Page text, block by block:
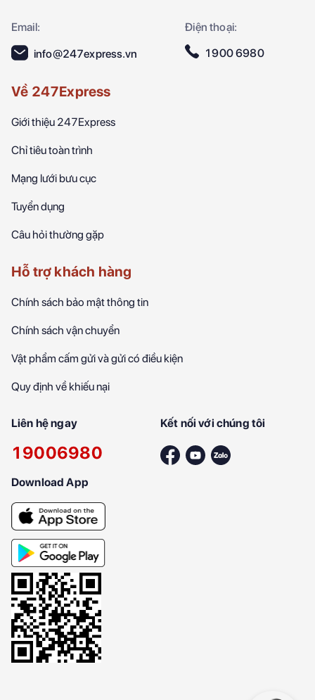
Email:
Điện thoại:
info@247express.vn
1900 6980
Về 247Express
Giới thiệu 247Express
Chỉ tiêu toàn trình
Mạng lưới bưu cục
Tuyển dụng
Câu hỏi thường gặp
Hỗ trợ khách hàng
Chính sách bảo mật thông tin
Chính sách vận chuyển
Vật phẩm cấm gửi và gửi có điều kiện
Quy định về khiếu nại
Liên hệ ngay
19006980
Kết nối với chúng tôi
Download App